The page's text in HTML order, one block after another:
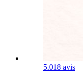
5.018 avis